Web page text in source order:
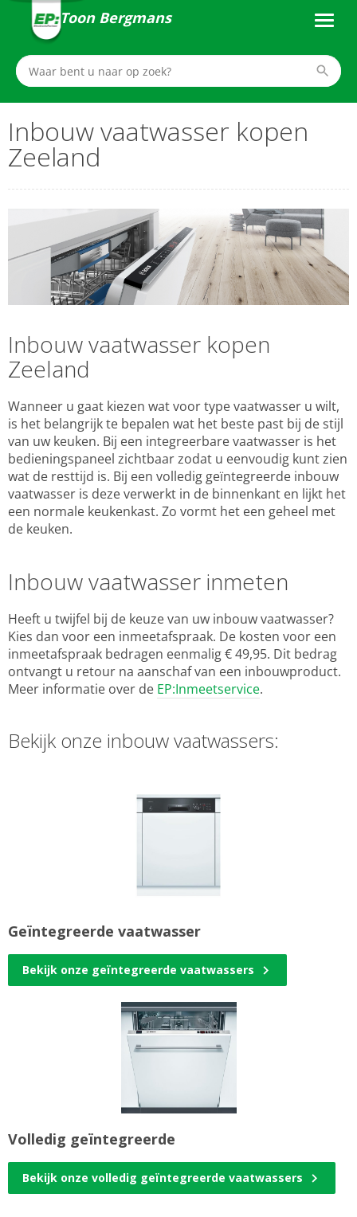
Toon Bergmans
Inbouw vaatwasser kopen
Zeeland
Inbouw vaatwasser kopen
Zeeland
Wanneer u gaat kiezen wat voor type vaatwasser u wilt,
is het belangrijk te bepalen wat het beste past bij de stijl
van uw keuken. Bij een integreerbare vaatwasser is het
bedieningspaneel zichtbaar zodat u eenvoudig kunt zien
wat de resttijd is. Bij een volledig geïntegreerde inbouw
vaatwasser is deze verwerkt in de binnenkant en lijkt het
een normale keukenkast. Zo vormt het een geheel met
de keuken.
Inbouw vaatwasser inmeten
Heeft u twijfel bij de keuze van uw inbouw vaatwasser?
Kies dan voor een inmeetafspraak. De kosten voor een
inmeetafspraak bedragen eenmalig € 49,95. Dit bedrag
ontvangt u retour na aanschaf van een inbouwproduct.
Meer informatie over de EP:Inmeetservice.
Bekijk onze inbouw vaatwassers:
Geïntegreerde vaatwasser
Bekijk onze geïntegreerde vaatwassers
Volledig geïntegreerde
Bekijk onze volledig geïntegreerde vaatwassers